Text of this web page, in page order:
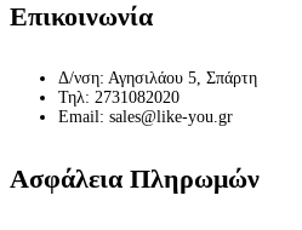
Επικοινωνία
Δ/νση: Αγησιλάου 5, Σπάρτη
Τηλ: 2731082020
Email: sales@like-you.gr
Ασφάλεια Πληρωμών